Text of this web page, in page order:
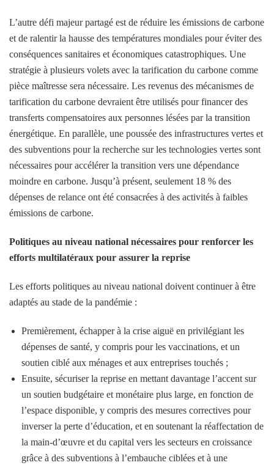
L’autre défi majeur partagé est de réduire les émissions de carbone
et de ralentir la hausse des températures mondiales pour éviter des
conséquences sanitaires et économiques catastrophiques. Une
stratégie à plusieurs volets avec la tarification du carbone comme
pièce maîtresse sera nécessaire. Les revenus des mécanismes de
tarification du carbone devraient être utilisés pour financer des
transferts compensatoires aux personnes lésées par la transition
énergétique. En parallèle, une poussée des infrastructures vertes et
des subventions pour la recherche sur les technologies vertes sont
nécessaires pour accélérer la transition vers une dépendance
moindre en carbone. Jusqu’à présent, seulement 18 % des
dépenses de relance ont été consacrées à des activités à faibles
émissions de carbone.
Politiques au niveau national nécessaires pour renforcer les
efforts multilatéraux pour assurer la reprise
Les efforts politiques au niveau national doivent continuer à être
adaptés au stade de la pandémie :
Premièrement, échapper à la crise aiguë en privilégiant les
dépenses de santé, y compris pour les vaccinations, et un
soutien ciblé aux ménages et aux entreprises touchés ;
Ensuite, sécuriser la reprise en mettant davantage l’accent sur
un soutien budgétaire et monétaire plus large, en fonction de
l’espace disponible, y compris des mesures correctives pour
inverser la perte d’éducation, et en soutenant la réaffectation de
la main-d’œuvre et du capital vers les secteurs en croissance
grâce à des subventions à l’embauche ciblées et à une